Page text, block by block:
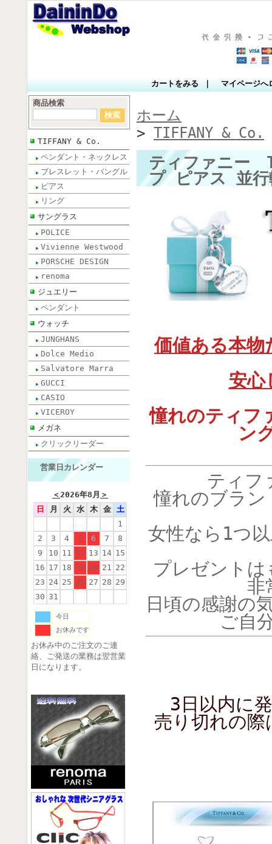
カートをみる マイページへ
商品検索
TIFFANY & Co.
ペンダント・ネックレス
ブレスレット・バングル
ピアス
リング
サングラス
POLICE
Vivienne Westwood
PORSCHE DESIGN
renoma
ジュエリー
ペンダント
ウォッチ
JUNGHANS
Dolce Medio
Salvatore Marra
GUCCI
CASIO
VICEROY
メガネ
クリックリーダー
営業日カレンダー
＜2026年8月 ＞
日
月 火 水 木 金
土
1
2
3 4 5 6 7
8
9
10 11 12 13 14 15
16 17 18 19 20 21 22
23 24 25 26 27 28 29
30 31
今日
お休みです
お休み中のご注文のご連
絡、ご発送の業務は翌営業
日になります。
ホーム
> TIFFANY & Co.
ティファニー
プ ピアス 並
価値ある本
安心
憧れのティフ
ン
ティフ
憧れのブラン
女性なら1つ
プレゼント
非
日頃の感謝の
ご自
3日以内に
売り切れの